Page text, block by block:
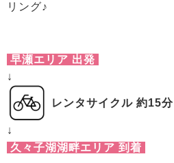
リング♪
早瀬エリア 出発
↓
レンタサイクル 約15分
↓
久々子湖湖畔エリア 到着